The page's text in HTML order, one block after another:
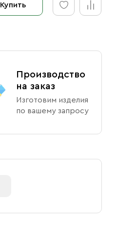
Купить
Производство
на заказ
Изготовим изделия
по вашему запросу